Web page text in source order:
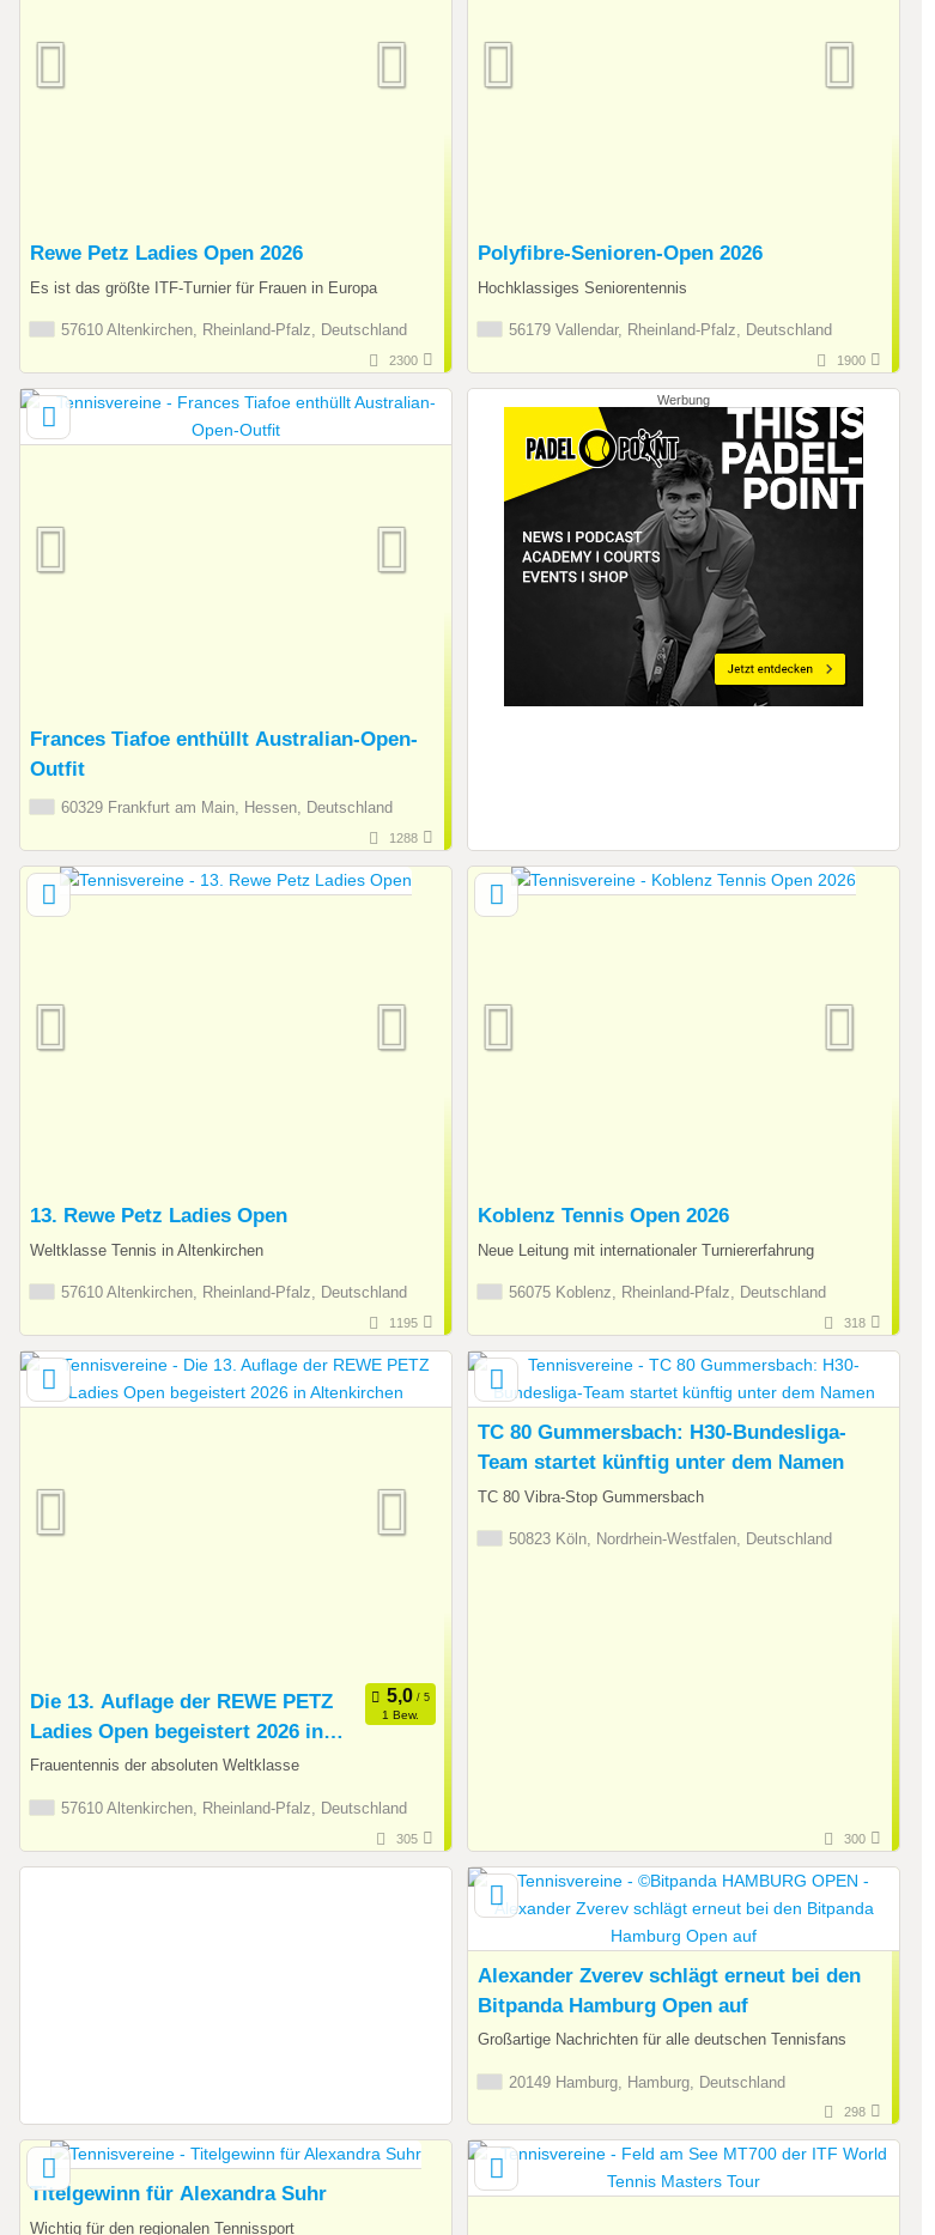
Rewe Petz Ladies Open 2026
Es ist das größte ITF-Turnier für Frauen in Europa
57610 Altenkirchen, Rheinland-Pfalz, Deutschland
2300
Polyfibre-Senioren-Open 2026
Hochklassiges Seniorentennis
56179 Vallendar, Rheinland-Pfalz, Deutschland
1900
Frances Tiafoe enthüllt Australian-Open-
Outfit
60329 Frankfurt am Main, Hessen, Deutschland
1288
Werbung
13. Rewe Petz Ladies Open
Weltklasse Tennis in Altenkirchen
57610 Altenkirchen, Rheinland-Pfalz, Deutschland
1195
Koblenz Tennis Open 2026
Neue Leitung mit internationaler Turniererfahrung
56075 Koblenz, Rheinland-Pfalz, Deutschland
318
Die 13. Auflage der REWE PETZ
Ladies Open begeistert 2026 in
Altenkirchen
1 Bew.
Frauentennis der absoluten Weltklasse
57610 Altenkirchen, Rheinland-Pfalz, Deutschland
305
TC 80 Gummersbach: H30-Bundesliga-
Team startet künftig unter dem Namen
TC 80 Vibra-Stop Gummersbach
50823 Köln, Nordrhein-Westfalen, Deutschland
300
Alexander Zverev schlägt erneut bei den
Bitpanda Hamburg Open auf
Großartige Nachrichten für alle deutschen Tennisfans
20149 Hamburg, Hamburg, Deutschland
298
Titelgewinn für Alexandra Suhr
Wichtig für den regionalen Tennissport